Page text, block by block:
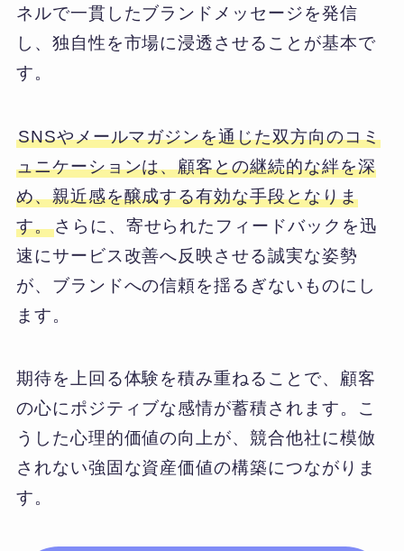
ネルで一貫したブランドメッセージを発信
し、独自性を市場に浸透させることが基本で
す。
SNSやメールマガジンを通じた双方向のコミ
ュニケーションは、顧客との継続的な絆を深
め、親近感を醸成する有効な手段となりま
す。さらに、寄せられたフィードバックを迅
速にサービス改善へ反映させる誠実な姿勢
が、ブランドへの信頼を揺るぎないものにし
ます。
期待を上回る体験を積み重ねることで、顧客
の心にポジティブな感情が蓄積されます。こ
うした心理的価値の向上が、競合他社に模倣
されない強固な資産価値の構築につながりま
す。